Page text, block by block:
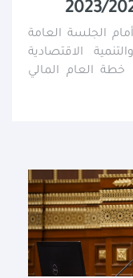
الجلسة العامة
الاقتصادية
العام المالي